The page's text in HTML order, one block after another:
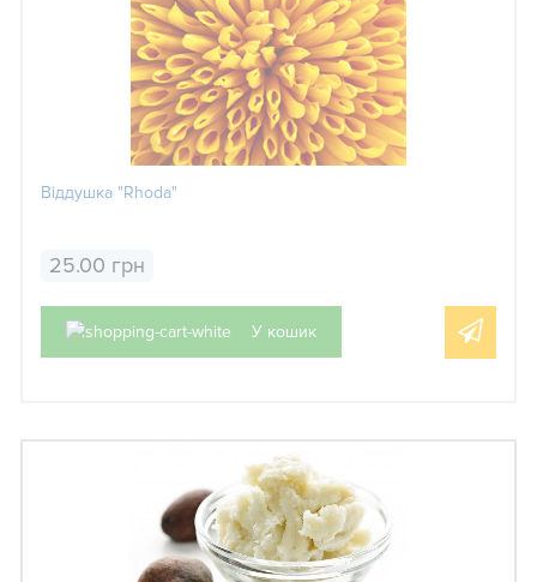
Віддушка "Rhoda"
25.00 грн
У кошик